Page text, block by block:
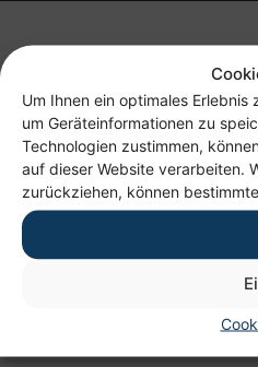
Um Ihnen ein optimales
um Geräteinformationen zu
Technologien zustimmen,
auf dieser Website verarbeiten.
zurückziehen, können
Anschrift
Heim gemeinnützige GmbH
Lichtenauer Weg 1